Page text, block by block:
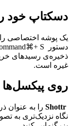
دسکتاپ خود
یک پوشه اختصاصی
دستور
S
ذخیره‌ی رسیدهای
غیره است.
روی پیکسل‌ها
Shottr را به عنوان
نگاه نزدیک‌تری به